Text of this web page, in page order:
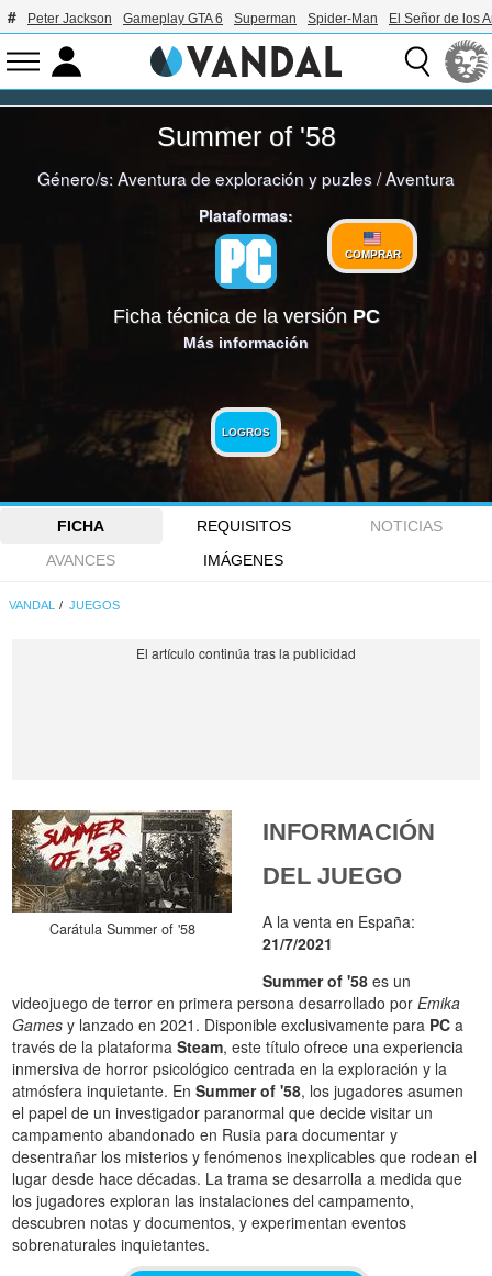
Peter Jackson Gameplay GTA 6 Superman Spider-Man El Señor de los
Summer of '58
Género/s:Aventura de exploración y puzles/Aventura
Plataformas:
COMPRAR
Ficha técnica de la versión PC
Más información
LOGROS
FICHA REQUISITOS
NOTICIAS
AVANCES
IMÁGENES
VANDAL JUEGOS
Carátula Summer of '58
INFORMACIÓN
DEL JUEGO
A la venta en España:
21/7/2021
Summer of '58 es un
videojuego de terror en primera persona desarrollado porEmika
Games y lanzado en 2021. Disponible exclusivamente para PC a
través de la plataformaSteam, este título ofrece una experiencia
inmersiva de horror psicológico centrada en la exploración y la
atmósfera inquietante. EnSummer of '58, los jugadores asumen
el papel de un investigador paranormal que decide visitar un
campamento abandonado en Rusia para documentar y
desentrañar los misterios y fenómenos inexplicables que rodean el
lugar desde hace décadas. La trama se desarrolla a medida que
los jugadores exploran las instalaciones del campamento,
descubren notas y documentos, y experimentan eventos
sobrenaturales inquietantes.